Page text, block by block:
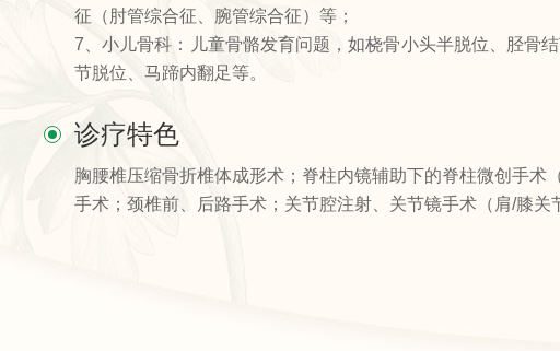
征（肘管综合征、腕管综合征）等；
7、小儿骨科：儿童骨骼发育问题，如桡骨小头半脱位、胫骨
节脱位、马蹄内翻足等。
诊疗特色
胸腰椎压缩骨折椎体成形术；脊柱内镜辅助下的脊柱微创手
手术；颈椎前、后路手术；关节腔注射、关节镜手术（肩/膝关